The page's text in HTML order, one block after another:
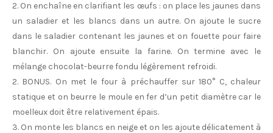
2. On enchaîne en clarifiant les œufs : on place les jaunes dans
un saladier et les blancs dans un autre. On ajoute le sucre
dans le saladier contenant les jaunes et on fouette pour faire
blanchir. On ajoute ensuite la farine. On termine avec le
mélange chocolat-beurre fondu légèrement refroidi.
2. BONUS. On met le four à préchauffer sur 180° C, chaleur
statique et on beurre le moule en fer d’un petit diamètre car le
moelleux doit être relativement épais.
3. On monte les blancs en neige et on les ajoute délicatement à